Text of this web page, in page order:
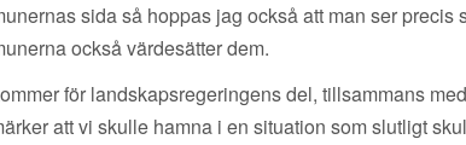
sida så hoppas jag också att man ser
också värdesätter dem.
för landskapsregeringens del, tillsammans
att vi skulle hamna i en situation som slutligt